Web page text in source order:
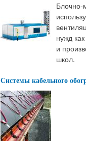
нужд
и
школ.
Системы кабельного